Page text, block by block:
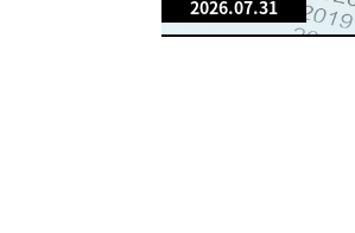
2026.07.31